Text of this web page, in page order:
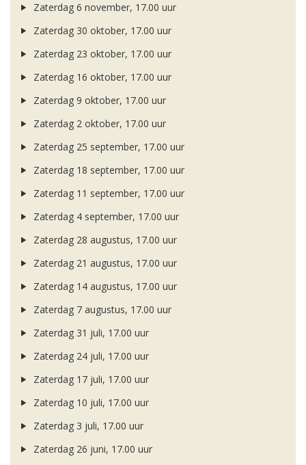
Zaterdag 6 november, 17.00 uur
Zaterdag 30 oktober, 17.00 uur
Zaterdag 23 oktober, 17.00 uur
Zaterdag 16 oktober, 17.00 uur
Zaterdag 9 oktober, 17.00 uur
Zaterdag 2 oktober, 17.00 uur
Zaterdag 25 september, 17.00 uur
Zaterdag 18 september, 17.00 uur
Zaterdag 11 september, 17.00 uur
Zaterdag 4 september, 17.00 uur
Zaterdag 28 augustus, 17.00 uur
Zaterdag 21 augustus, 17.00 uur
Zaterdag 14 augustus, 17.00 uur
Zaterdag 7 augustus, 17.00 uur
Zaterdag 31 juli, 17.00 uur
Zaterdag 24 juli, 17.00 uur
Zaterdag 17 juli, 17.00 uur
Zaterdag 10 juli, 17.00 uur
Zaterdag 3 juli, 17.00 uur
Zaterdag 26 juni, 17.00 uur